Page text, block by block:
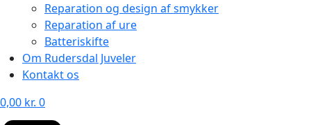
Reparation og design af smykker
Reparation af ure
Batteriskifte
Om Rudersdal Juveler
Kontakt os
0,00 kr. 0